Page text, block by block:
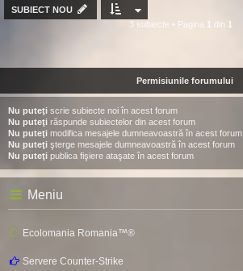
SUBIECT NOU
3 subiecte • Pagina 1 din 1
Permisiunile forumului
Nu puteţi scrie subiecte noi în acest forum
Nu puteţi răspunde subiectelor din acest forum
Nu puteţi modifica mesajele dumneavoastră în acest forum
Nu puteţi şterge mesajele dumneavoastră în acest forum
Nu puteţi publica fişiere ataşate în acest forum
Meniu
Ecolomania Romania™®
Servere Counter-Strike